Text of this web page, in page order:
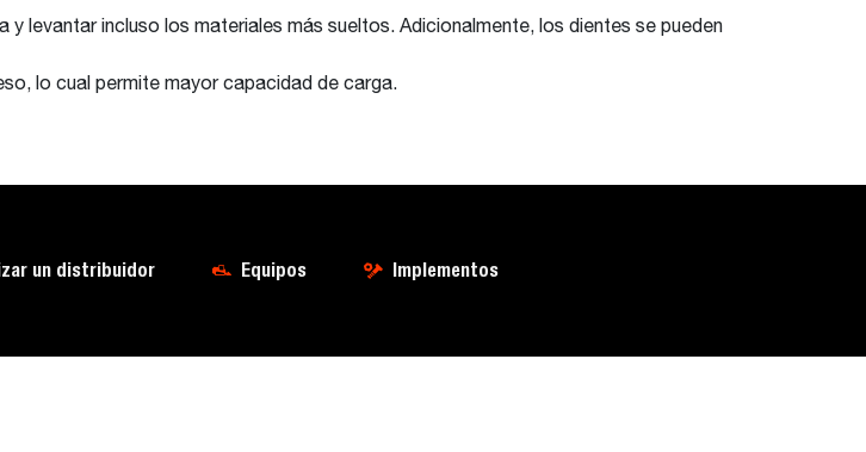
levantar incluso los materiales más sueltos. Adicionalmente, los dientes se pueden
lo cual permite mayor capacidad de carga.
un distribuidor Equipos Implementos